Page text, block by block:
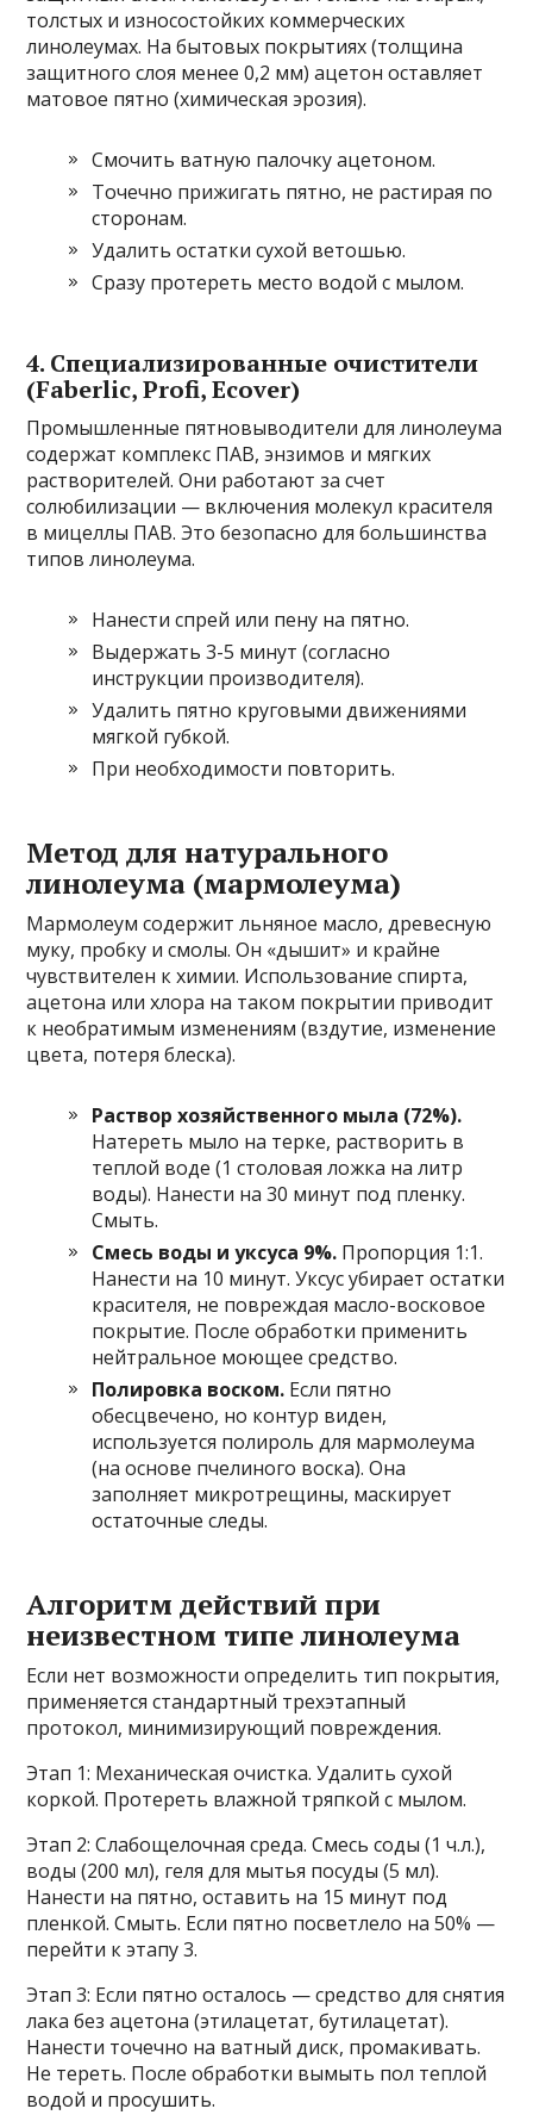
толстых и износостойких коммерческих
линолеумах. На бытовых покрытиях (толщина
защитного слоя менее 0,2 мм) ацетон оставляет
матовое пятно (химическая эрозия).
Смочить ватную палочку ацетоном.
Точечно прижигать пятно, не растирая по
сторонам.
Удалить остатки сухой ветошью.
Сразу протереть место водой с мылом.
4. Специализированные очистители
(Faberlic, Profi, Ecover)
Промышленные пятновыводители для линолеума
содержат комплекс ПАВ, энзимов и мягких
растворителей. Они работают за счет
солюбилизации — включения молекул красителя
в мицеллы ПАВ. Это безопасно для большинства
типов линолеума.
Нанести спрей или пену на пятно.
Выдержать 3-5 минут (согласно
инструкции производителя).
Удалить пятно круговыми движениями
мягкой губкой.
При необходимости повторить.
Метод для натурального
линолеума (мармолеума)
Мармолеум содержит льняное масло, древесную
муку, пробку и смолы. Он «дышит» и крайне
чувствителен к химии. Использование спирта,
ацетона или хлора на таком покрытии приводит
к необратимым изменениям (вздутие, изменение
цвета, потеря блеска).
Раствор хозяйственного мыла (72%).
Натереть мыло на терке, растворить в
теплой воде (1 столовая ложка на литр
воды). Нанести на 30 минут под пленку.
Смыть.
Смесь воды и уксуса 9%. Пропорция 1:1.
Нанести на 10 минут. Уксус убирает остатки
красителя, не повреждая масло-восковое
покрытие. После обработки применить
нейтральное моющее средство.
Полировка воском. Если пятно
обесцвечено, но контур виден,
используется полироль для мармолеума
(на основе пчелиного воска). Она
заполняет микротрещины, маскирует
остаточные следы.
Алгоритм действий при
неизвестном типе линолеума
Если нет возможности определить тип покрытия,
применяется стандартный трехэтапный
протокол, минимизирующий повреждения.
Этап 1: Механическая очистка. Удалить сухой
коркой. Протереть влажной тряпкой с мылом.
Этап 2: Слабощелочная среда. Смесь соды (1 ч.л.),
воды (200 мл), геля для мытья посуды (5 мл).
Нанести на пятно, оставить на 15 минут под
пленкой. Смыть. Если пятно посветлело на 50% —
перейти к этапу 3.
Этап 3: Если пятно осталось — средство для снятия
лака без ацетона (этилацетат, бутилацетат).
Нанести точечно на ватный диск, промакивать.
Не тереть. После обработки вымыть пол теплой
водой и просушить.